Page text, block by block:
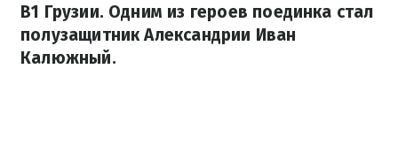
В1 Грузии. Одним из героев поединка стал
полузащитник Александрии Иван
Калюжный.